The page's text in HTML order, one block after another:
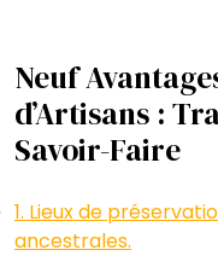
Neuf
d’Artisans :
Savoir-Faire
1. Lieux de
ancestrales.